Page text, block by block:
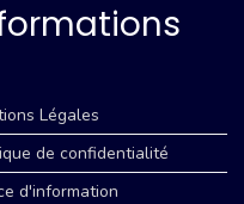
Légales
de confidentialité
d'information